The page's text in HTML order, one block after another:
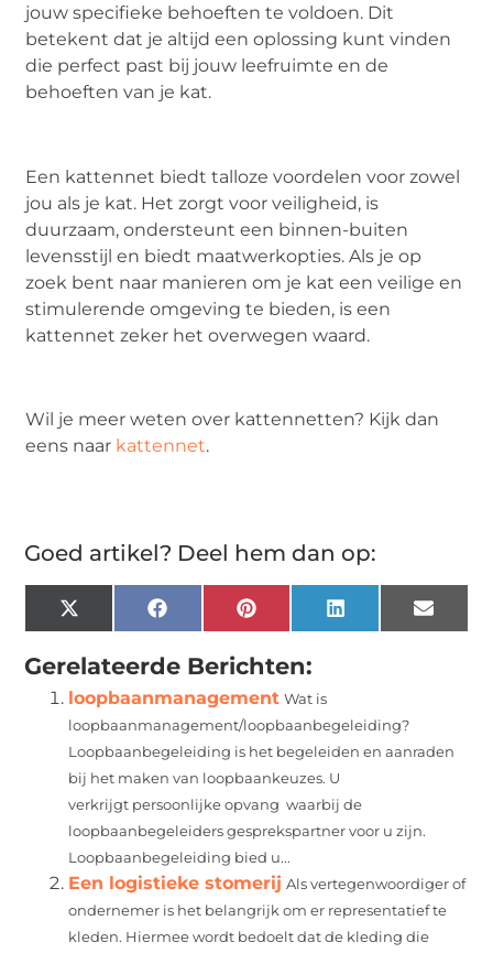
jouw specifieke behoeften te voldoen. Dit
betekent dat je altijd een oplossing kunt vinden
die perfect past bij jouw leefruimte en de
behoeften van je kat.
Een kattennet biedt talloze voordelen voor zowel
jou als je kat. Het zorgt voor veiligheid, is
duurzaam, ondersteunt een binnen-buiten
levensstijl en biedt maatwerkopties. Als je op
zoek bent naar manieren om je kat een veilige en
stimulerende omgeving te bieden, is een
kattennet zeker het overwegen waard.
Wil je meer weten over kattennetten? Kijk dan
eens naar kattennet.
Goed artikel? Deel hem dan op:
X
(Twitter)
FacebookPinterest LinkedIn Email
Gerelateerde Berichten:
loopbaanmanagement Wat is
loopbaanmanagement/loopbaanbegeleiding?
Loopbaanbegeleiding is het begeleiden en aanraden
bij het maken van loopbaankeuzes. U
verkrijgt persoonlijke opvang waarbij de
loopbaanbegeleiders gesprekspartner voor u zijn.
Loopbaanbegeleiding bied u...
Een logistieke stomerij Als vertegenwoordiger of
ondernemer is het belangrijk om er representatief te
kleden. Hiermee wordt bedoelt dat de kleding die